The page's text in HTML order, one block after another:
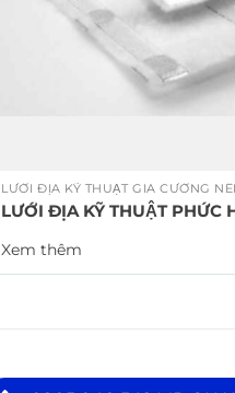
LƯỚI ĐỊA KỸ THUẬT GIA CƯỜNG
LƯỚI ĐỊA KỸ THUẬT PHỨC
Xem thêm